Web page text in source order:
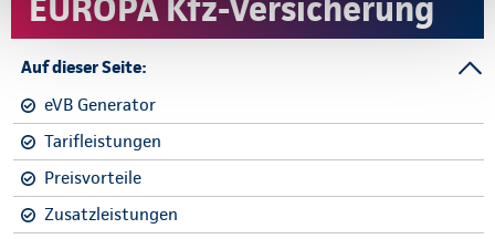
EUROPA Kfz-Versicherung
Auf dieser Seite:
eVB Generator
Tarifleistungen
Preisvorteile
Zusatzleistungen